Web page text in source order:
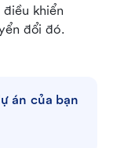
khiển
đổi đó.
án của bạn